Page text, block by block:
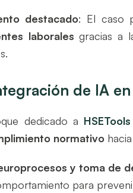
destacado: El caso
laborales gracias a
de IA
dedicado a HSETools
normativo
y toma de
para